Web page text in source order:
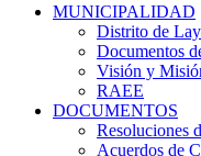
MUNICIPALIDAD
Distrito de
Documentos
Visión y
RAEE
DOCUMENTOS
Resoluciones
Acuerdos de